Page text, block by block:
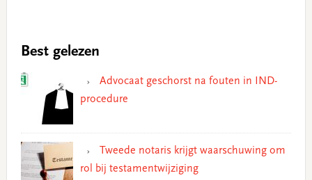
Best gelezen
Advocaat geschorst na fouten in IND-
procedure
Tweede notaris krijgt waarschuwing om
rol bij testamentwijziging